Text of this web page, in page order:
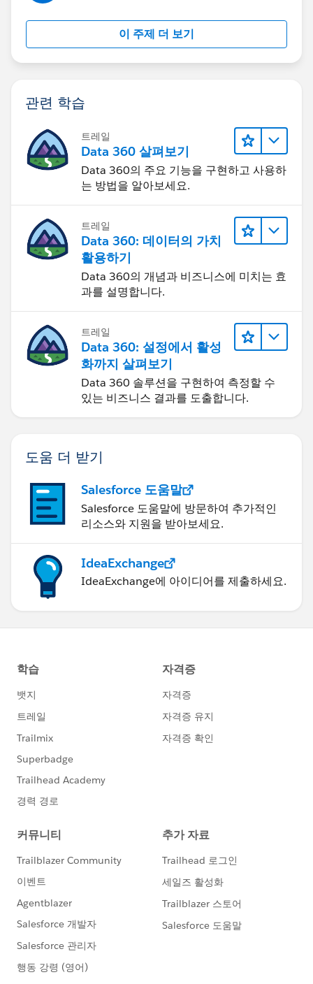
이 주제 더 보기
관련 학습
트레일
Data 360 살펴보기
Data 360의 주요 기능을 구현하고 사용하
는 방법을 알아보세요.
트레일
Data 360: 데이터의 가치
활용하기
Data 360의 개념과 비즈니스에 미치는 효
과를 설명합니다.
트레일
Data 360: 설정에서 활성
화까지 살펴보기
Data 360 솔루션을 구현하여 측정할 수
있는 비즈니스 결과를 도출합니다.
도움 더 받기
Salesforce 도움말
Salesforce 도움말에 방문하여 추가적인
리소스와 지원을 받아보세요.
IdeaExchange
IdeaExchange에 아이디어를 제출하세요.